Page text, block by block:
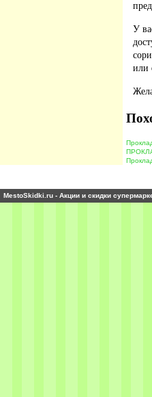
У
или
MestoSkidki.ru - Акции и скидки